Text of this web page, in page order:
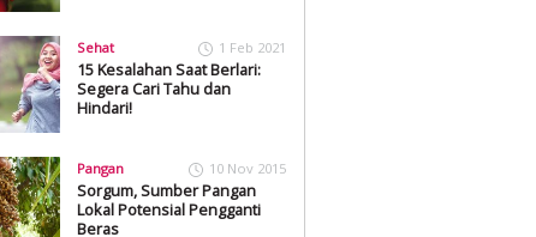
Sehat 1 Feb 2021
15 Kesalahan Saat Berlari:
Segera Cari Tahu dan
Hindari!
Pangan 10 Nov 2015
Sorgum, Sumber Pangan
Lokal Potensial Pengganti
Beras